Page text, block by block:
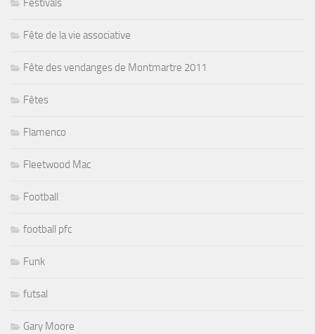
Festivals
Fête de la vie associative
Fête des vendanges de Montmartre 2011
Fêtes
Flamenco
Fleetwood Mac
Football
football pfc
Funk
futsal
Gary Moore